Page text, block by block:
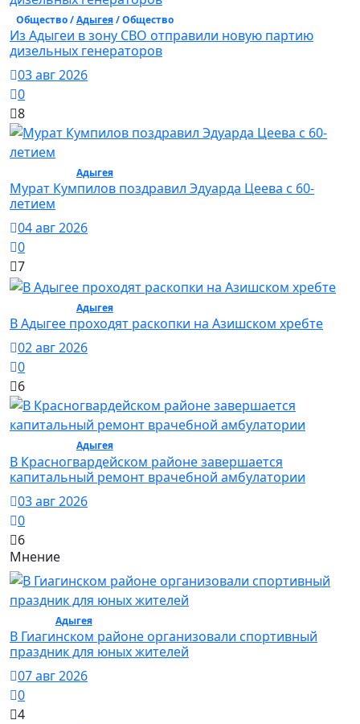
Общество /Адыгея/ Общество
Из Адыгеи в зону СВО отправили новую партию
дизельных генераторов
03 авг 2026
0
8
Адыгея/ Общество
Мурат Кумпилов поздравил Эдуарда Цеева с 60-
летием
04 авг 2026
0
7
Адыгея/ Общество
В Адыгее проходят раскопки на Азишском хребте
02 авг 2026
0
6
Адыгея/ Общество
В Красногвардейском районе завершается
капитальный ремонт врачебной амбулатории
03 авг 2026
0
6
Мнение
Адыгея/ Спорт
В Гиагинском районе организовали спортивный
праздник для юных жителей
07 авг 2026
0
4